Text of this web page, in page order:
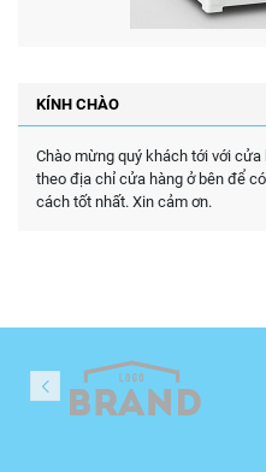
KÍNH CHÀO
Chào mừng quý khách tới với
theo địa chỉ cửa hàng ở bên để
cách tốt nhất. Xin cảm ơn.